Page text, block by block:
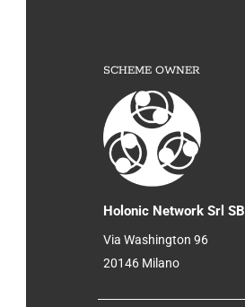
SCHEME OWNER
Holonic Network Srl SB
Via Washington 96
20146 Milano